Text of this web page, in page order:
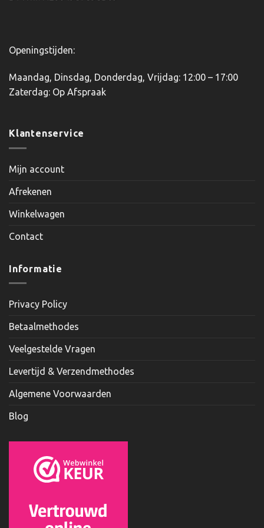
Openingstijden:
Maandag, Dinsdag, Donderdag, Vrijdag: 12:00 – 17:00
Zaterdag: Op Afspraak
Klantenservice
Mijn account
Afrekenen
Winkelwagen
Contact
Informatie
Privacy Policy
Betaalmethodes
Veelgestelde Vragen
Levertijd & Verzendmethodes
Algemene Voorwaarden
Blog